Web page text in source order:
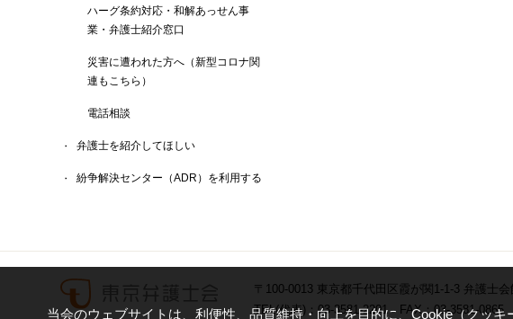
当会のウェブサイトは、利便性、品質維持・向上を目的に、Cookie（クッキ
ハーグ条約対応・和解あっせん事
業・弁護士紹介窓口
災害に遭われた方へ（新型コロナ関
連もこちら）
電話相談
弁護士を紹介してほしい
紛争解決センター（ADR）を利用する
〒100-0013 東京都千代田区霞が関1-1-3 弁護士会
TEL(代表)：03-3581-2201 FAX：03-3581-0865